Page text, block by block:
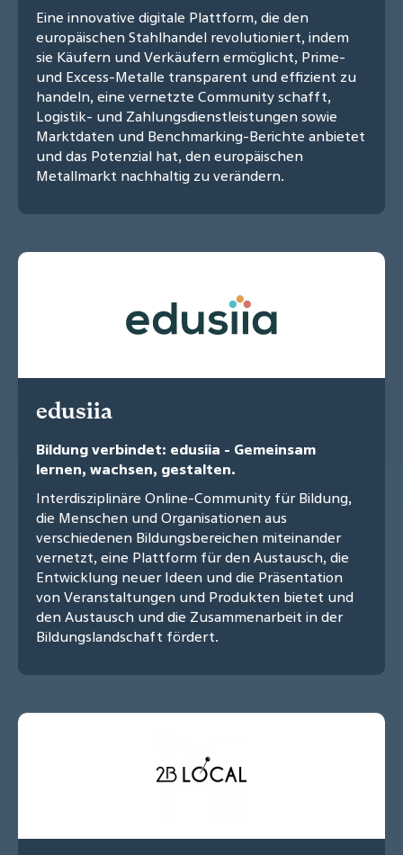
Eine innovative digitale Plattform, die den
europäischen Stahlhandel revolutioniert, indem
sie Käufern und Verkäufern ermöglicht, Prime-
und Excess-Metalle transparent und effizient zu
handeln, eine vernetzte Community schafft,
Logistik- und Zahlungsdienstleistungen sowie
Marktdaten und Benchmarking-Berichte anbietet
und das Potenzial hat, den europäischen
Metallmarkt nachhaltig zu verändern.
edusiia
Bildung verbindet: edusiia - Gemeinsam
lernen, wachsen, gestalten.
Interdisziplinäre Online-Community für Bildung,
die Menschen und Organisationen aus
verschiedenen Bildungsbereichen miteinander
vernetzt, eine Plattform für den Austausch, die
Entwicklung neuer Ideen und die Präsentation
von Veranstaltungen und Produkten bietet und
den Austausch und die Zusammenarbeit in der
Bildungslandschaft fördert.